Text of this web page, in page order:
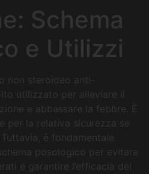
Schema
e Utilizzi
non steroideo anti-
utilizzato per alleviare il
e abbassare la febbre. È
per la relativa sicurezza se
è fondamentale
posologico per evitare
e garantire l’efficacia del